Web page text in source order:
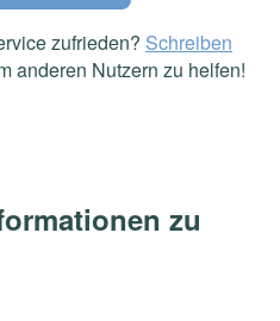
zufrieden? Schreiben
anderen Nutzern zu helfen!
zu